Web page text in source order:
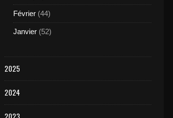
Février (44)
Janvier (52)
2025
2024